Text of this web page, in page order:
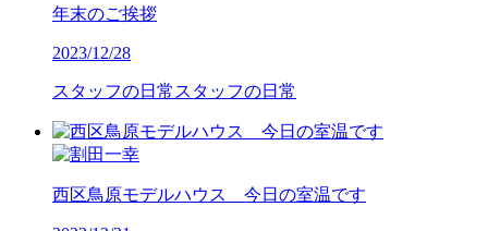
年末のご挨拶
2023/12/28
スタッフの日常スタッフの日常
西区鳥原モデルハウス 今日の室温です